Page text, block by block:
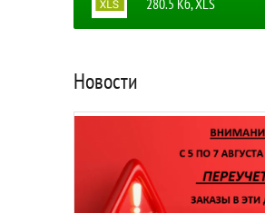
280.5 Кб, XLS
Новости